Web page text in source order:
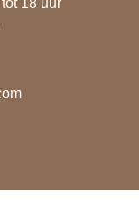
18 uur